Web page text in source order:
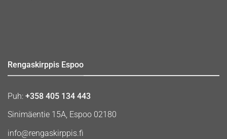
Rengaskirppis Espoo
Puh: +358 405 134 443
Sinimäentie 15A, Espoo 02180
info@rengaskirppis.fi